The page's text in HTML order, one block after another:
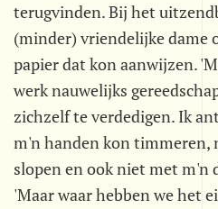
terugvinden. Bij het
(minder) vriendelijke dame
papier dat kon aanwijzen.
werk nauwelijks
zichzelf te verdedigen. Ik
m'n handen kon timmeren,
slopen en ook niet met m'n
'Maar waar hebben we het